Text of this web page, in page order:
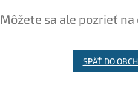
Môžete sa ale pozrieť
SPÄŤ DO